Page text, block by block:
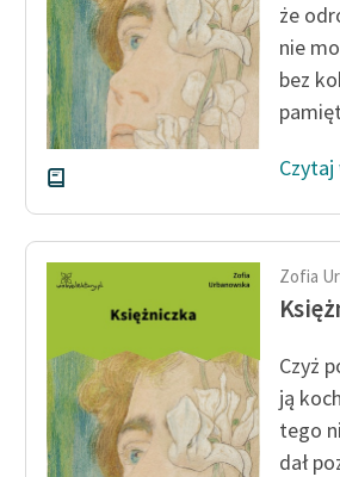
że
nie
bez
Czytaj
Zofia
Czyż
ją
tego
dał